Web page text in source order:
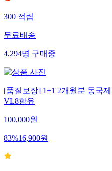
300적립
무료배송
4,294명구매중
[품질보장] 1+1 2개월분 동국
VL8함유
100,000원
83%16,900원